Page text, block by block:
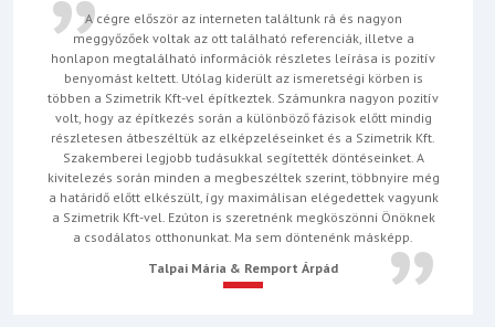
A cégre először az interneten találtunk rá és nagyon
meggyőzőek voltak az ott található referenciák, illetve a
honlapon megtalálható információk részletes leírása is pozitív
benyomást keltett. Utólag kiderült az ismeretségi körben is
többen a Szimetrik Kft-vel építkeztek. Számunkra nagyon pozitív
volt, hogy az építkezés során a különböző fázisok előtt mindig
részletesen átbeszéltük az elképzeléseinket és a Szimetrik Kft.
Szakemberei legjobb tudásukkal segítették döntéseinket. A
kivitelezés során minden a megbeszéltek szerint, többnyire még
a határidő előtt elkészült, így maximálisan elégedettek vagyunk
a Szimetrik Kft-vel. Ezúton is szeretnénk megköszönni Önöknek
a csodálatos otthonunkat. Ma sem döntenénk másképp.
Talpai Mária & Remport Árpád